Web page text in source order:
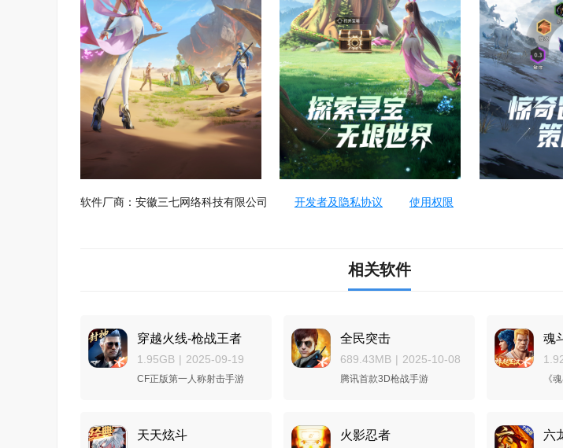
软件厂商：安徽三七网络科技有限公司 开发者及隐私协议 使用权限
相关软件
穿越火线-枪战王者
1.95GB | 2025-09-19
CF正版第一人称射击手游
全民突击
689.43MB | 2025-10-08
腾讯首款3D枪战手游
魂
天天炫斗 火影忍者 六